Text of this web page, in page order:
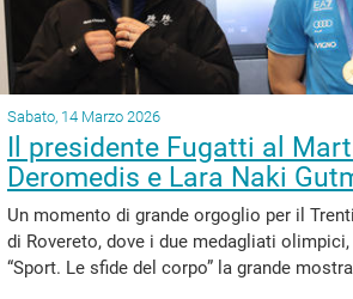
Sabato, 14 Marzo 2026
Il presidente Fugatti al
Deromedis e Lara Naki
Un momento di grande orgoglio per il
di Rovereto, dove i due medagliati
“Sport. Le sfide del corpo” la grande